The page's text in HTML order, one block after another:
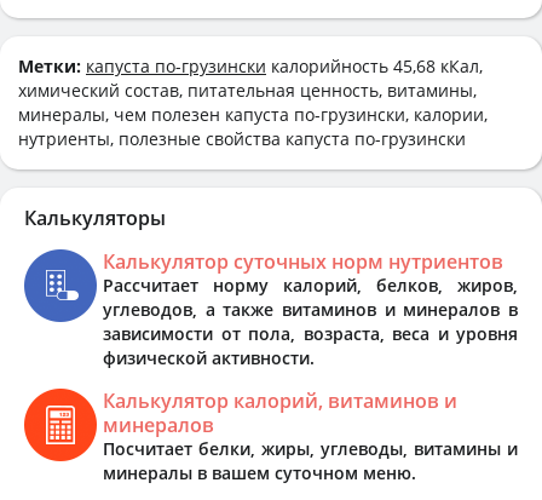
Метки: капуста по-грузински калорийность 45,68 кКал,
химический состав, питательная ценность, витамины,
минералы, чем полезен капуста по-грузински, калории,
нутриенты, полезные свойства капуста по-грузински
Калькуляторы
Калькулятор суточных норм нутриентов
Рассчитает норму калорий, белков, жиров,
углеводов, а также витаминов и минералов в
зависимости от пола, возраста, веса и уровня
физической активности.
Калькулятор калорий, витаминов и
минералов
Посчитает белки, жиры, углеводы, витамины и
минералы в вашем суточном меню.